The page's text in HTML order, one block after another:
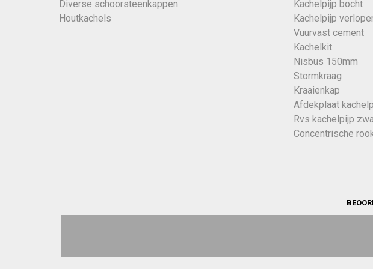
Diverse schoorsteenkappen
Houtkachels
Kachelpijp bocht
Kachelpijp
Vuurvast cement
Kachelkit
Nisbus 150mm
Stormkraag
Kraaienkap
Afdekplaat
Rvs kachelpijp
Concentrische